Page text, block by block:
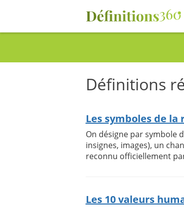
Définitions
Les symboles de la
On désigne par symbole
insignes, images), un
reconnu officiellement
Les 10 valeurs